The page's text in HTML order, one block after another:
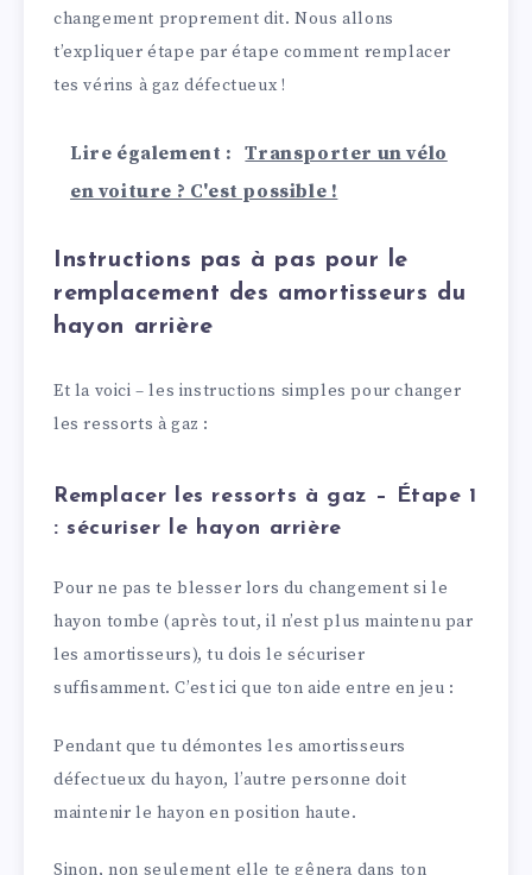
changement proprement dit. Nous allons
t’expliquer étape par étape comment remplacer
tes vérins à gaz défectueux !
Lire également :
Transporter un vélo
en voiture ? C'est possible !
Instructions pas à pas pour le
remplacement des amortisseurs du
hayon arrière
Et la voici – les instructions simples pour changer
les ressorts à gaz :
Remplacer les ressorts à gaz – Étape 1
: sécuriser le hayon arrière
Pour ne pas te blesser lors du changement si le
hayon tombe (après tout, il n’est plus maintenu par
les amortisseurs), tu dois le sécuriser
suffisamment. C’est ici que ton aide entre en jeu :
Pendant que tu démontes les amortisseurs
défectueux du hayon, l’autre personne doit
maintenir le hayon en position haute.
Sinon, non seulement elle te gênera dans ton